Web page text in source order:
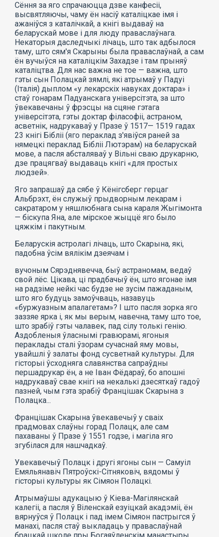
Сёння за яго спрачаюцца дзве канфесіі,
высвятляючы, чаму ён насіў каталіцкае імя і
ажаніўся з каталічкай, а кнігі выдаваў на
беларускай мове і для люду праваслаўнага.
Некаторыя даследчыкі лічаць, што так адбылося
таму, што сям'я Скарыны была праваслаўнай, а сам
ён вучыўся на каталіцкім Захадзе і там прыняў
каталіцтва. Для нас важна не тое — важна, што
гэты сын Полацкай зямлі, які атрымаў у Падуі
(Італія) дыплом «у лекарскіх навуках доктара» і
стаў гонарам Падуанскага універсітэта, за што
ўвекавечаны ў фрэсцы на сцяне гэтага
універсітэта, гэты доктар філасофіі, астраном,
асветнік, надрукаваў у Празе ў 1517— 1519 гадах
23 кнігі Бібліі (яго пераклад з'явіўся раней за
нямецкі пераклад Бібліі Лютэрам) на беларускай
мове, а пасля абсталяваў у Вільні сваю друкарню,
дзе працягваў выдаваць кнігі «для простых
людзей».
Яго запрашаў да сябе ў Кёнігсберг герцаг
Альбрэхт, ён служыў прыдворным лекарам і
сакратаром у няшлюбнага сына караля Жыгімонта
— біскупа Яна, але мірское жыццё яго было
цяжкім і пакутным.
Беларускія астролагі лічаць, што Скарына, які,
падобна ўсім вялікім дзеячам і
вучоным Сярэднявечча, быў астраномам, ведаў
свой лёс. Цікава, ці прадбачыў ён, што ягонае імя
на радзіме нейкі час будзе не зусім пажаданым,
што яго будуць замоўчваць, назавуць
«буржуазным апалагетам»? I што пасля зорка яго
заззяе ярка і, як мы верым, навечна, таму што тое,
што зрабіў гэты чалавек, пад сілу толькі генію.
Аздобленыя ўласнымі гравюрамі, ягоныя
пераклады сталі ўзорам сучаснай яму мовы,
увайшлі ў залаты фонд сусветнай культуры. Для
гісторыі ўсходняга славянства сапраўдны
першадрукар ён, а не Іван Фёдараў, бо апошні
надрукаваў свае кнігі на некалькі дзесяткаў гадоў
пазней, чым гэта зрабіў Францішак Скарына з
Полацка...
Францішак Скарына ўвекавечыў у сваіх
прадмовах слаўны горад Полацк, але сам
пахаваны ў Празе ў 1551 годзе, і магіла яго
згубілася для нашчадкаў.
Увекавечыў Полацк і другі ягоны сын — Самуіл
Емяльянавіч Пятроўскі-Сітняковіч, вядомы ў
гісторыі культуры як Сімяон Полацкі.
Атрымаўшы адукацыю ў Кіева-Магілянскай
калегіі, а пасля ў Віленскай езуіцкай акадэміі, ён
вярнуўся ў Полацк і пад імем Сімяон пастрыгся ў
манахі, пасля стаў выкладаць у праваслаўнай